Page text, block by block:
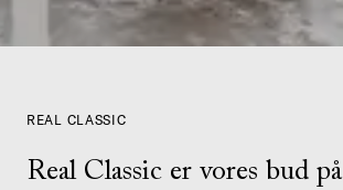
REAL CLASSIC
Real Classic er vores bud på